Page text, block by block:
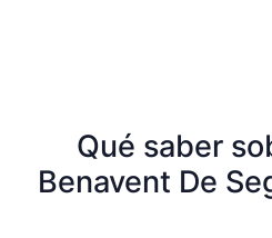
Qué saber
Benavent De